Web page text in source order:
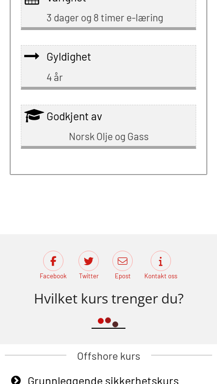
3 dager og 8 timer e-læring
Gyldighet
4 år
Godkjent av
Norsk Olje og Gass
Facebook Twitter Epost Kontakt oss
Hvilket kurs trenger du?
Offshore kurs
Grunnleggende sikkerhetskurs